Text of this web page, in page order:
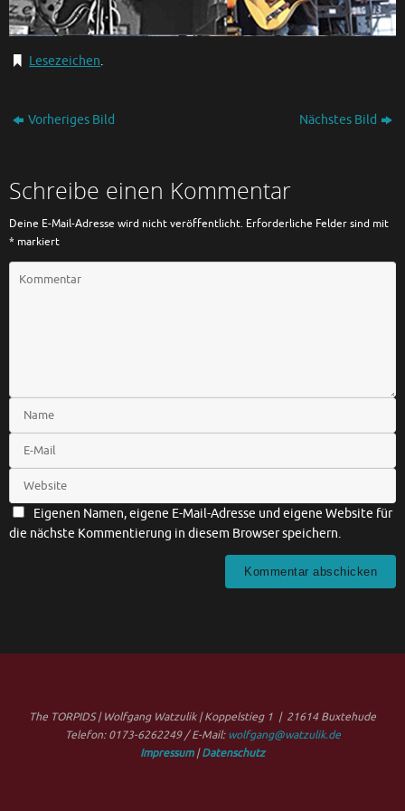
Lesezeichen.
Vorheriges Bild Nächstes Bild
Schreibe einen Kommentar
Deine E-Mail-Adresse wird nicht veröffentlicht. Erforderliche Felder sind mit
* markiert
Eigenen Namen, eigene E-Mail-Adresse und eigene Website für
die nächste Kommentierung in diesem Browser speichern.
The TORPIDS | Wolfgang Watzulik | Koppelstieg 1 | 21614 Buxtehude
Telefon: 0173-6262249 / E-Mail:wolfgang@watzulik.de
Impressum|Datenschutz